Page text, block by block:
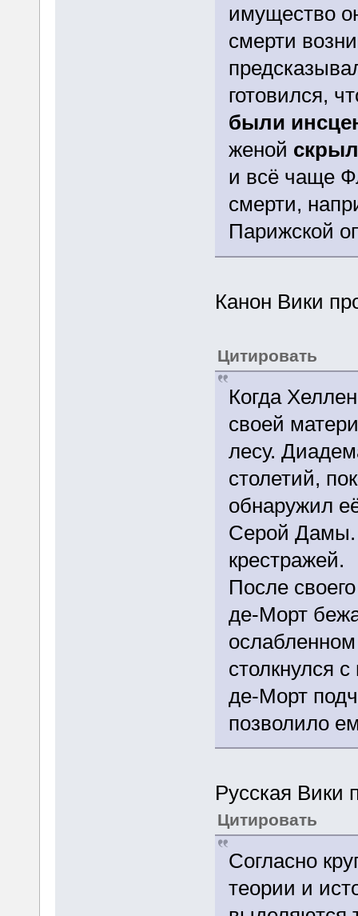
имущество
смерти
готовился,
были
женой
и всё чаще
смерти,
Парижской
Канон Вики
Цитировать
Когда
своей
лесу.
столетий,
обнаружил
Серой Дамы.
крестражей.
После
де-Морт
столкнулся
де-Морт
позволило
Русская Вики
Цитировать
Согласно
теории и